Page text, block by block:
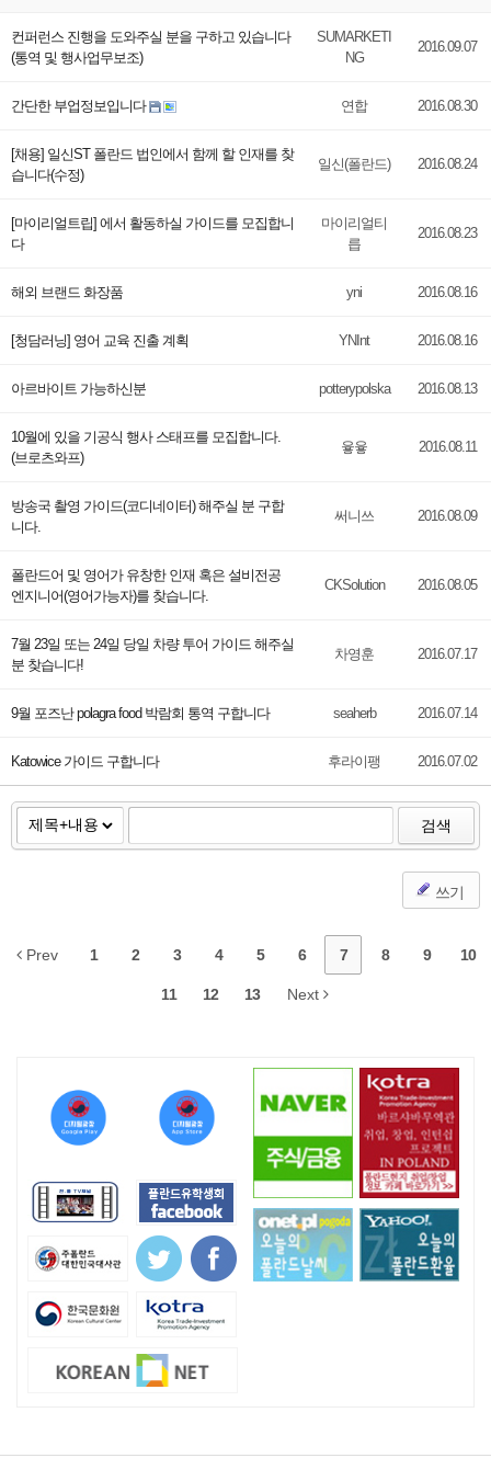
컨퍼런스 진행을 도와주실 분을 구하고 있습니다
(통역 및 행사업무보조)
SUMARKETI
NG
2016.09.07
간단한 부업정보입니다 연합 2016.08.30
[채용] 일신ST 폴란드 법인에서 함께 할 인재를 찾
습니다(수정)
일신(폴란드) 2016.08.24
[마이리얼트립] 에서 활동하실 가이드를 모집합니
다
마이리얼티
릅
2016.08.23
해외 브랜드 화장품 yni 2016.08.16
[청담러닝] 영어 교육 진출 계획 YNInt 2016.08.16
아르바이트 가능하신분 potterypolska 2016.08.13
10월에 있을 기공식 행사 스태프를 모집합니다.
(브로츠와프)
윻윻 2016.08.11
방송국 촬영 가이드(코디네이터) 해주실 분 구합
니다.
써니쓰 2016.08.09
폴란드어 및 영어가 유창한 인재 혹은 설비전공
엔지니어(영어가능자)를 찾습니다.
CKSolution 2016.08.05
7월 23일 또는 24일 당일 차량 투어 가이드 해주실
분 찾습니다!
차영훈 2016.07.17
9월 포즈난 polagra food 박람회 통역 구합니다 seaherb 2016.07.14
Katowice 가이드 구합니다 후라이팽 2016.07.02
검색
쓰기
Prev 1 2 3 4 5 6 7 8 9 10
11 12 13 Next